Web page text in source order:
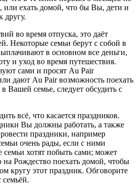
или ехать домой, что бы Вы, дети и
другу.
во время отпуска, это даёт
Некоторые семьи берут с собой в
в основном все деньги,
и уход во время путешествия.
сами и просят Au Pair
дают Au Pair возможность поехать
Вашей семье, следует обсудить с
всё, что касается праздников.
Вы должны работать, а также
праздники, например
очень рады, если с ними
семьи хотят побыть сами; может
Рождество поехать домой, чтобы
кругу этот праздник. Обговорите